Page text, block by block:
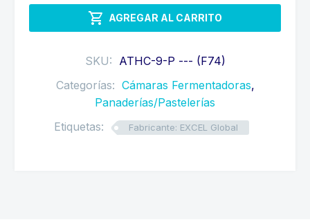
 AGREGAR AL CARRITO
SKU: ATHC-9-P --- (F74)
Categorías: Cámaras Fermentadoras,
Panaderías/Pastelerías
Etiquetas:
Fabricante: EXCEL Global